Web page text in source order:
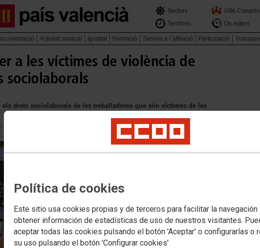
Política de cookies
Este sitio usa cookies propias y de terceros para facilitar la navegación
obtener información de estadísticas de uso de nuestros visitantes.
aceptar todas las cookies pulsando el botón 'Aceptar' o configurarlas o
su uso pulsando el botón 'Configurar cookies'
Sectors
XIIIé Congrés
Territoris
On estem
Activitat sindical Igualtat Formació Serveis a l´afiliació Participació
a les víctimes de violència de
sociolaborals
els drets sociolaborals de les treballadores que són víctimes de les